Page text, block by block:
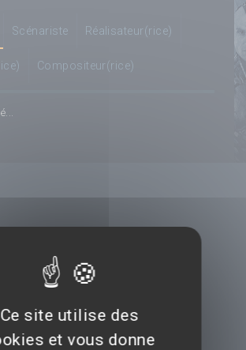
Scénariste Réalisateur(rice)
Compositeur(rice)
Ce site utilise des
et vous donne